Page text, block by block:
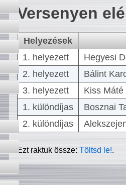
Versenyen
Helyezések
1. helyezett
Hegyesi
2. helyezett
Bálint
3. helyezett
Kiss
1. különdíjas
Bosznai
2. különdíjas
Ezt raktuk össze:Töltsd le!.